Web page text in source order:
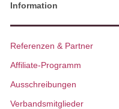
Information
Referenzen & Partner
Affiliate-Programm
Ausschreibungen
Verbandsmitglieder